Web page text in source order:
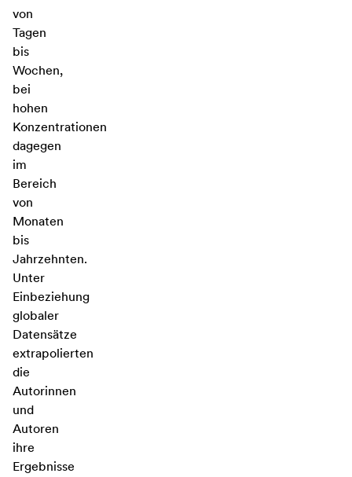
von
Tagen
bis
Wochen,
bei
hohen
Konzentrationen
dagegen
im
Bereich
von
Monaten
bis
Jahrzehnten.
Unter
Einbeziehung
globaler
Datensätze
extrapolierten
die
Autorinnen
und
Autoren
ihre
Ergebnisse